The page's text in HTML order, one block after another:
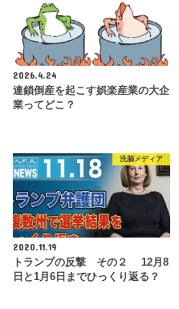
2026.4.24
連鎖倒産を起こす娯楽産業の大企
業ってどこ？
洗脳メディア
2020.11.19
トランプの反撃 その２ 12月8
日と1月6日までひっくり返る？